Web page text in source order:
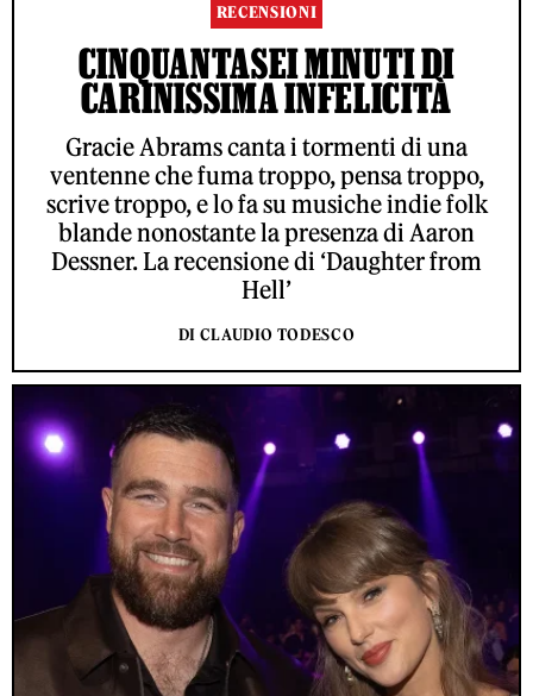
RECENSIONI
CINQUANTASEI MINUTI DI
CARINISSIMA INFELICITÀ
Gracie Abrams canta i tormenti di una
ventenne che fuma troppo, pensa troppo,
scrive troppo, e lo fa su musiche indie folk
blande nonostante la presenza di Aaron
Dessner. La recensione di ‘Daughter from
Hell’
DI CLAUDIO TODESCO